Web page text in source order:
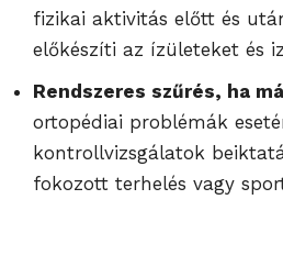
fizikai aktivitás előtt és
előkészíti az ízületeket és
Rendszeres szűrés, ha
ortopédiai problémák
kontrollvizsgálatok
fokozott terhelés vagy